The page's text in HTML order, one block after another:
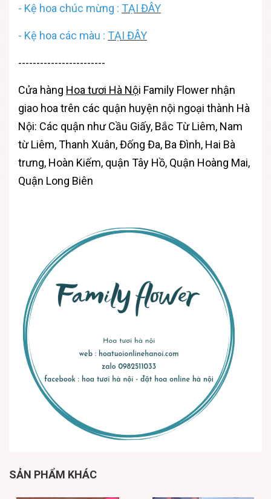
- Kệ hoa chúc mừng : TẠI ĐÂY
- Kệ hoa các màu : TẠI ĐÂY
------------------------
Cửa hàng Hoa tươi Hà Nội Family Flower nhận
giao hoa trên các quận huyện nội ngoại thành Hà
Nội: Các quận như Cầu Giấy, Bắc Từ Liêm, Nam
từ Liêm, Thanh Xuân, Đống Đa, Ba Đình, Hai Bà
trưng, Hoàn Kiếm, quận Tây Hồ, Quận Hoàng Mai,
Quận Long Biên
SẢN PHẨM KHÁC